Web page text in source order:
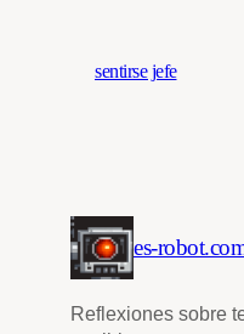
sentirse jefe
es-
Reflexiones sobre